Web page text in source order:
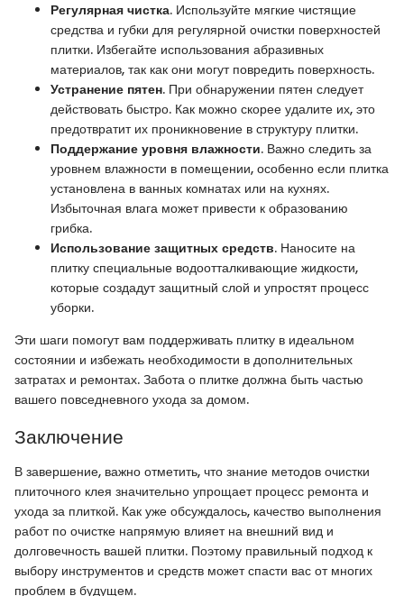
Регулярная чистка. Используйте мягкие чистящие
средства и губки для регулярной очистки поверхностей
плитки. Избегайте использования абразивных
материалов, так как они могут повредить поверхность.
Устранение пятен. При обнаружении пятен следует
действовать быстро. Как можно скорее удалите их, это
предотвратит их проникновение в структуру плитки.
Поддержание уровня влажности. Важно следить за
уровнем влажности в помещении, особенно если плитка
установлена в ванных комнатах или на кухнях.
Избыточная влага может привести к образованию
грибка.
Использование защитных средств. Наносите на
плитку специальные водоотталкивающие жидкости,
которые создадут защитный слой и упростят процесс
уборки.
Эти шаги помогут вам поддерживать плитку в идеальном
состоянии и избежать необходимости в дополнительных
затратах и ремонтах. Забота о плитке должна быть частью
вашего повседневного ухода за домом.
Заключение
В завершение, важно отметить, что знание методов очистки
плиточного клея значительно упрощает процесс ремонта и
ухода за плиткой. Как уже обсуждалось, качество выполнения
работ по очистке напрямую влияет на внешний вид и
долговечность вашей плитки. Поэтому правильный подход к
выбору инструментов и средств может спасти вас от многих
проблем в будущем.